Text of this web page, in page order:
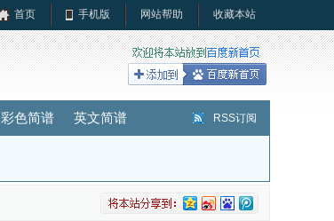
首页 手机版 网站帮助 收藏本站
彩色简谱 英文简谱 RSS订阅